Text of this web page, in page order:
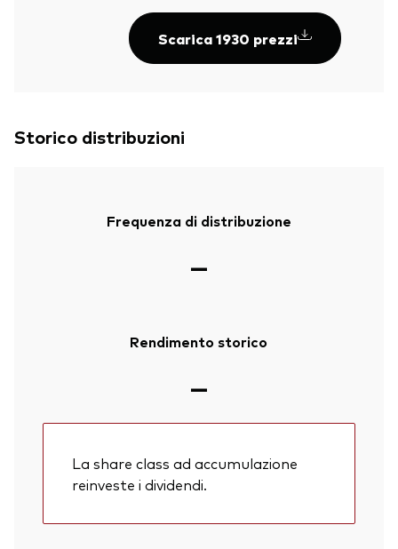
Scarica 1930 prezzi
Storico distribuzioni
Frequenza di distribuzione
—
Rendimento storico
—
La share class ad accumulazione
reinveste i dividendi.